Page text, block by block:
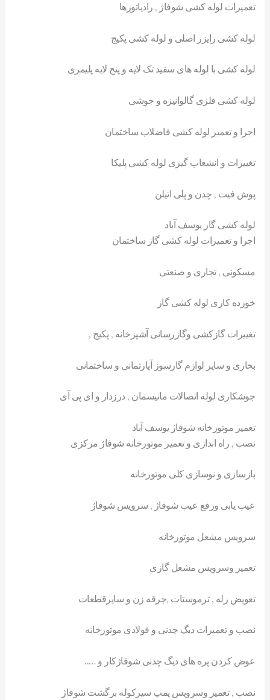
تعمیرات لوله کشی شوفاژ , رادیاتورها
لوله کشی رایزر اصلی و لوله کشی پکیج
لوله کشی با لوله های سفید تک لایه و پنج لایه پلیمری
لوله کشی فلزی گالوانیزه و جوشی
اجرا و تعمیر لوله کشی فاضلاب ساختمان
تغییرات و انشعاب گیری لوله کشی پلیکا
پوش فیت , چدن و پلی اتیلن
لوله کشی گاز یوسف آباد
اجرا و تعمیرات لوله کشی گاز ساختمان
مسکونی , تجاری و صنعتی
خورده کاری لوله کشی گاز
تغییرات گازکشی وگازرسانی آشپزخانه , پکیج ,
بخاری و سایر لوازم گارسوز آپارتمانی و ساختمانی
جوشکاری لوله اتصالات مانیسمان , درزدار و ای پی آی
تعمیر موتورخانه شوفاژ یوسف آباد
نصب , راه اندازی و تعمیر موتورخانه شوفاژ مرکزی
بازسازی و نوسازی کلی موتورخانه
عیب یابی ورفع عیب شوفاژ , سرویس شوفاژ
سرویس مشعل موتورخانه
تعمیر وسرویس مشعل گازی
تعویض رله , ترموستات ,جرقه زن و سایرقطعات
نصب و تعمیرات دیگ چدنی و فولادی موتورخانه
عوض کردن پره های دیگ چدنی شوفاژکار و …..
نصب , تعمیر وسرویس پمپ سیرکوله برگشت شوفاژ